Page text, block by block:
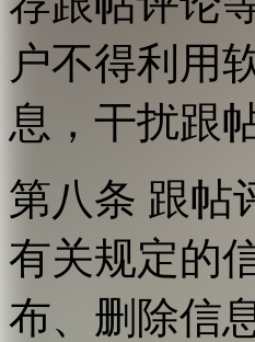
户不得利用
息，干扰跟
第八条 跟帖
有关规定的
布、删除信